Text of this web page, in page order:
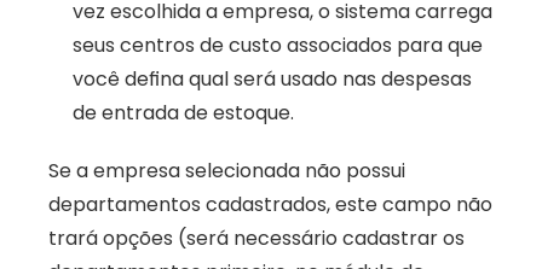
vez escolhida a empresa, o sistema carrega
seus centros de custo associados para que
você defina qual será usado nas despesas
de entrada de estoque.
Se a empresa selecionada não possui
departamentos cadastrados, este campo não
trará opções (será necessário cadastrar os